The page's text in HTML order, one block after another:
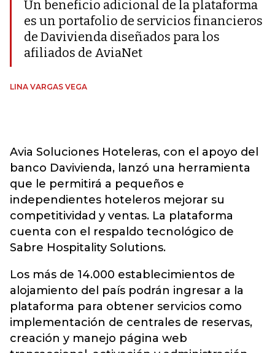
Un beneficio adicional de la plataforma
es un portafolio de servicios financieros
de Davivienda diseñados para los
afiliados de AviaNet
LINA VARGAS VEGA
Avia Soluciones Hoteleras, con el apoyo del
banco Davivienda, lanzó una herramienta
que le permitirá a pequeños e
independientes hoteleros mejorar su
competitividad y ventas. La plataforma
cuenta con el respaldo tecnológico de
Sabre Hospitality Solutions.
Los más de 14.000 establecimientos de
alojamiento del país podrán ingresar a la
plataforma para obtener servicios como
implementación de centrales de reservas,
creación y manejo página web